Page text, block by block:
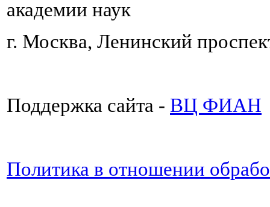
академии наук
г. Москва, Ленинский
Поддержка сайта - ВЦ ФИАН
Политика в отношении